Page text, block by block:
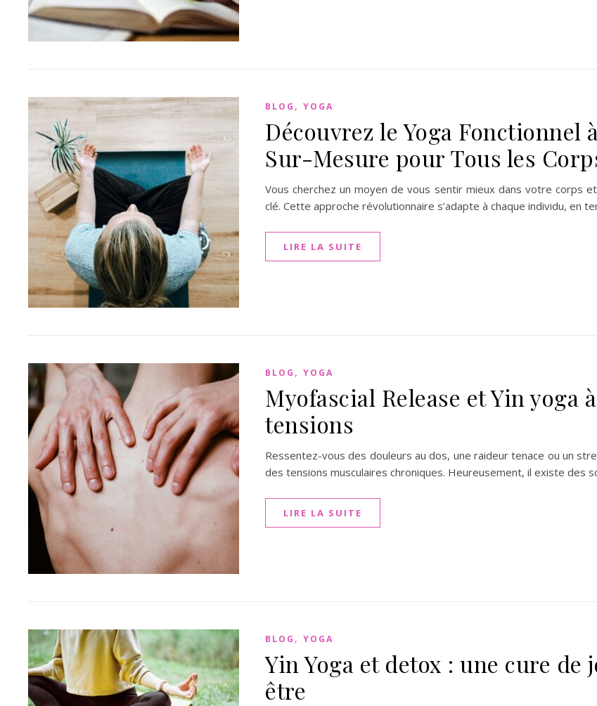
BLOG , YOGA
Découvrez le Yoga Fonctionnel
Sur-Mesure pour Tous les
Vous cherchez un moyen de vous sentir mieux dans votre corps
clé. Cette approche révolutionnaire s’adapte à chaque individu, en
LIRE LA SUITE
BLOG , YOGA
Myofascial Release et Yin yoga
tensions
Ressentez-vous des douleurs au dos, une raideur tenace ou un
des tensions musculaires chroniques. Heureusement, il existe des
LIRE LA SUITE
BLOG , YOGA
Yin Yoga et detox : une cure
être